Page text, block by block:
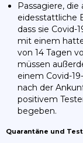
Passagiere,
eidesstattliche
dass sie
mit einem
von 14 Tagen
müssen
einem Covid-
nach der
positivem
begeben.
Quarantäne und